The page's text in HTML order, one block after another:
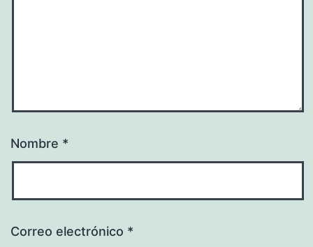
Nombre *
Correo electrónico *